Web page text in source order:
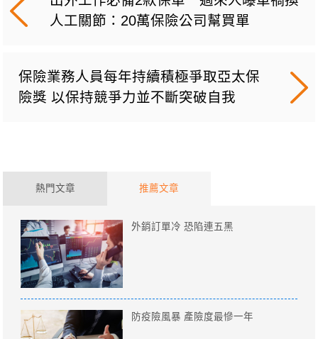
人工關節：20萬保險公司幫買單
保險業務人員每年持續積極爭取亞太保
險獎 以保持競爭力並不斷突破自我
熱門文章 推薦文章
外銷訂單冷 恐陷連五黑
防疫險風暴 產險度最慘一年